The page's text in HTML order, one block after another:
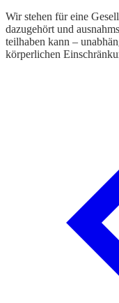
Wir stehen für eine
dazugehört und
teilhaben kann –
körperlichen